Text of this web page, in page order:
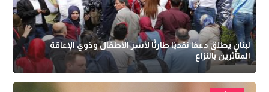
لبنان يطلق دعمًا نقديًا طارئًا لأسر الأطفال وذوي الإعاقة
المتأثرين بالنزاع